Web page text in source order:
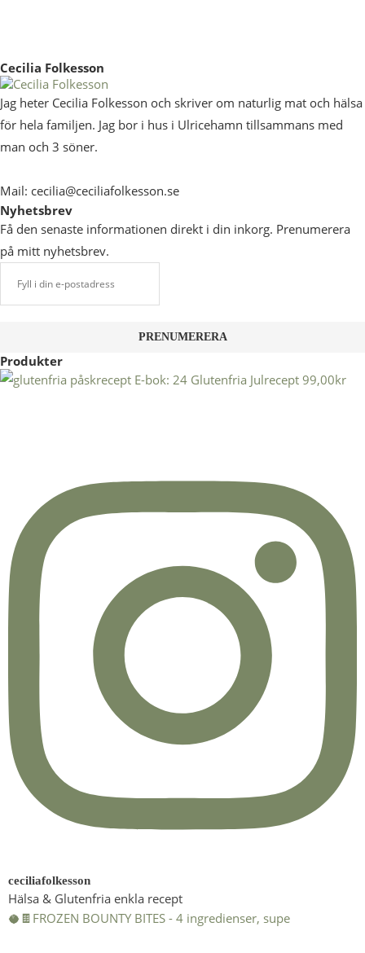
Cecilia Folkesson
Jag heter Cecilia Folkesson och skriver om naturlig mat och hälsa
för hela familjen. Jag bor i hus i Ulricehamn tillsammans med
man och 3 söner.
Mail: cecilia@ceciliafolkesson.se
Nyhetsbrev
Få den senaste informationen direkt i din inkorg. Prenumerera
på mitt nyhetsbrev.
Produkter
E-bok: 24 Glutenfria Julrecept 99,00kr
ceciliafolkesson
Hälsa & Glutenfria enkla recept
🥥🍫FROZEN BOUNTY BITES - 4 ingredienser, supe